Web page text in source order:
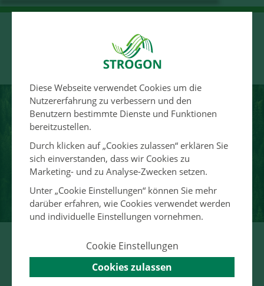
Tarife anpassen
Unsere Tarifangebote für
Sie
Diese Webseite verwendet Cookies um die
Nutzererfahrung zu verbessern und den
Benutzern bestimmte Dienste und Funktionen
bereitzustellen.
Durch klicken auf „Cookies zulassen“ erklären Sie
sich einverstanden, dass wir Cookies zu
Marketing- und zu Analyse-Zwecken setzen.
Unter „Cookie Einstellungen“ können Sie mehr
darüber erfahren, wie Cookies verwendet werden
und individuelle Einstellungen vornehmen.
Cookie Einstellungen
Cookies zulassen